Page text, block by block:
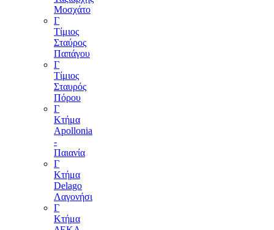
Μοσχάτο
Γ
Τίμιος
Σταύρος
Παπάγου
Γ
Τίμιος
Σταυρός
Πόρου
Γ
Κτήμα
Apollonia
-
Παιανία
Γ
Κτήμα
Delagο
Λαγονήσι
Γ
Κτήμα